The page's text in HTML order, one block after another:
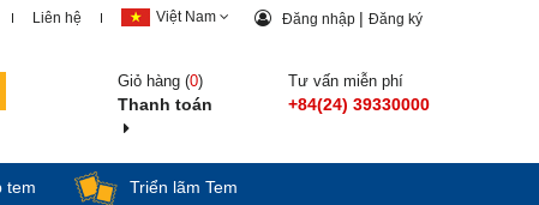
Liên hệ Việt Nam Đăng nhập | Đăng ký
Giỏ hàng (0)
Thanh toán
Tư vấn miễn phí
+84(24) 39330000
tem Triển lãm Tem